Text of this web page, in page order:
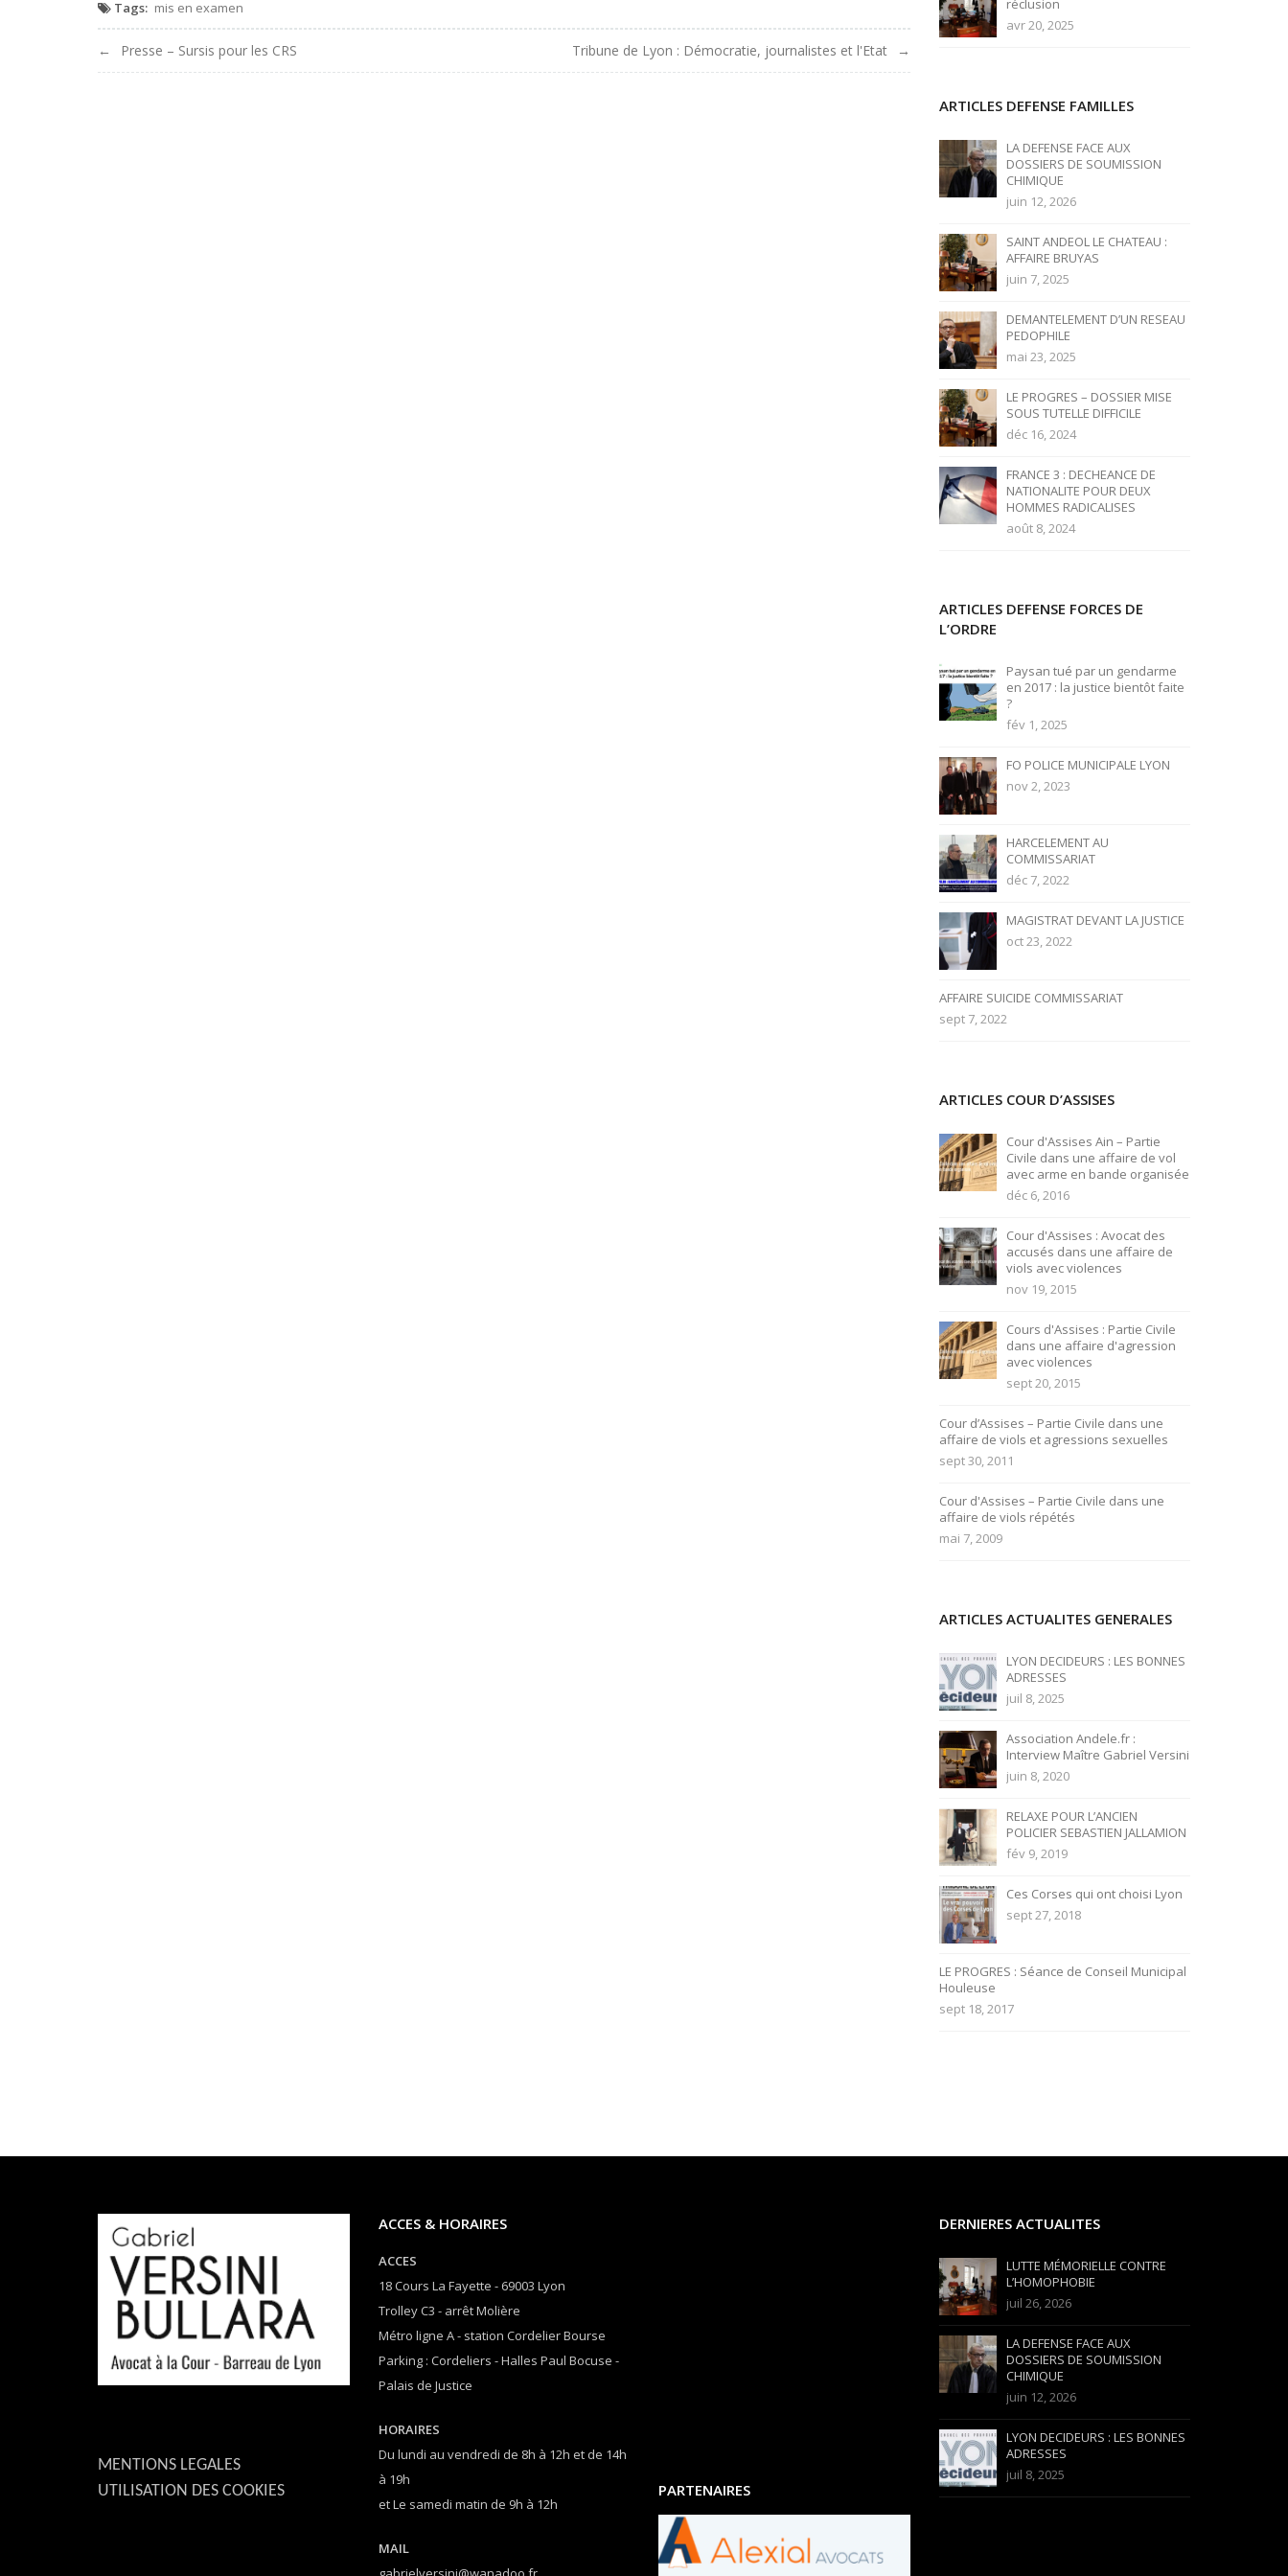
Tags: mis en examen
Navigation
Presse – Sursis pour les CRS Tribune de Lyon : Démocratie, journalistes et l'Etat
réclusion
avr 20, 2025
ARTICLES DEFENSE FAMILLES
LA DEFENSE FACE AUX
DOSSIERS DE SOUMISSION
CHIMIQUE
juin 12, 2026
SAINT ANDEOL LE CHATEAU :
AFFAIRE BRUYAS
juin 7, 2025
DEMANTELEMENT D’UN RESEAU
PEDOPHILE
mai 23, 2025
LE PROGRES – DOSSIER MISE
SOUS TUTELLE DIFFICILE
déc 16, 2024
FRANCE 3 : DECHEANCE DE
NATIONALITE POUR DEUX
HOMMES RADICALISES
août 8, 2024
ARTICLES DEFENSE FORCES DE
L’ORDRE
Paysan tué par un gendarme
en 2017 : la justice bientôt faite
?
fév 1, 2025
FO POLICE MUNICIPALE LYON
nov 2, 2023
HARCELEMENT AU
COMMISSARIAT
déc 7, 2022
MAGISTRAT DEVANT LA JUSTICE
oct 23, 2022
AFFAIRE SUICIDE COMMISSARIAT
sept 7, 2022
ARTICLES COUR D’ASSISES
Cour d'Assises Ain – Partie
Civile dans une affaire de vol
avec arme en bande organisée
déc 6, 2016
Cour d'Assises : Avocat des
accusés dans une affaire de
viols avec violences
nov 19, 2015
Cours d'Assises : Partie Civile
dans une affaire d'agression
avec violences
sept 20, 2015
Cour d’Assises – Partie Civile dans une
affaire de viols et agressions sexuelles
sept 30, 2011
Cour d'Assises – Partie Civile dans une
affaire de viols répétés
mai 7, 2009
ARTICLES ACTUALITES GENERALES
LYON DECIDEURS : LES BONNES
ADRESSES
juil 8, 2025
Association Andele.fr :
Interview Maître Gabriel Versini
juin 8, 2020
RELAXE POUR L’ANCIEN
POLICIER SEBASTIEN JALLAMION
fév 9, 2019
Ces Corses qui ont choisi Lyon
sept 27, 2018
LE PROGRES : Séance de Conseil Municipal
Houleuse
sept 18, 2017
MENTIONS LEGALES
UTILISATION DES COOKIES
ACCES & HORAIRES
ACCES
18 Cours La Fayette - 69003 Lyon
Trolley C3 - arrêt Molière
Métro ligne A - station Cordelier Bourse
Parking : Cordeliers - Halles Paul Bocuse -
Palais de Justice
HORAIRES
Du lundi au vendredi de 8h à 12h et de 14h
à 19h
et Le samedi matin de 9h à 12h
MAIL
PARTENAIRES
DERNIERES ACTUALITES
LUTTE MÉMORIELLE CONTRE
L’HOMOPHOBIE
juil 26, 2026
LA DEFENSE FACE AUX
DOSSIERS DE SOUMISSION
CHIMIQUE
juin 12, 2026
LYON DECIDEURS : LES BONNES
ADRESSES
juil 8, 2025